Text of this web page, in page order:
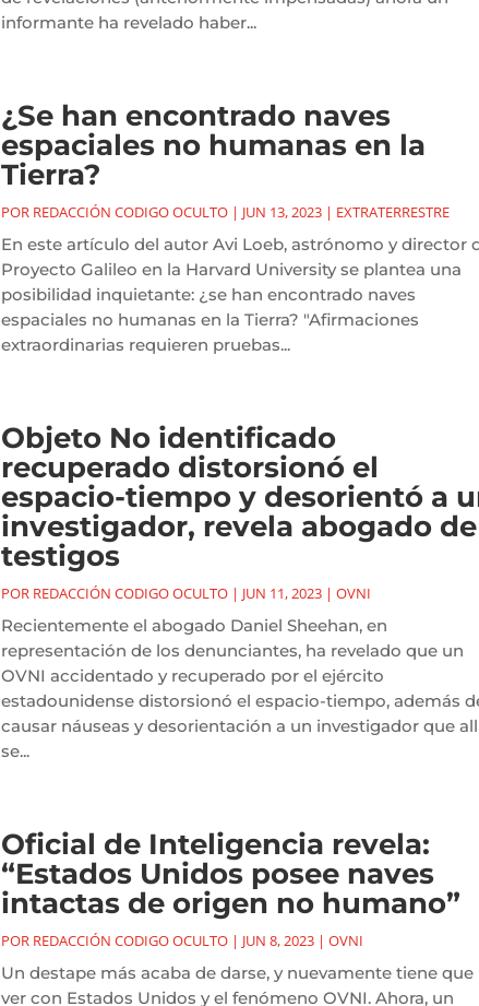
informante ha revelado haber...
¿Se han encontrado naves
espaciales no humanas en la
Tierra?
POR REDACCIÓN CODIGO OCULTO| JUN 13, 2023| EXTRATERRESTRE
En este artículo del autor Avi Loeb, astrónomo y director
Proyecto Galileo en la Harvard University se plantea una
posibilidad inquietante: ¿se han encontrado naves
espaciales no humanas en la Tierra? "Afirmaciones
extraordinarias requieren pruebas...
Objeto No identificado
recuperado distorsionó el
espacio-tiempo y desorientó a
investigador, revela abogado de
testigos
POR REDACCIÓN CODIGO OCULTO| JUN 11, 2023| OVNI
Recientemente el abogado Daniel Sheehan, en
representación de los denunciantes, ha revelado que un
OVNI accidentado y recuperado por el ejército
estadounidense distorsionó el espacio-tiempo, además
causar náuseas y desorientación a un investigador que
se...
Oficial de Inteligencia revela:
“Estados Unidos posee naves
intactas de origen no humano”
POR REDACCIÓN CODIGO OCULTO| JUN 8, 2023| OVNI
Un destape más acaba de darse, y nuevamente tiene que
ver con Estados Unidos y el fenómeno OVNI. Ahora, un